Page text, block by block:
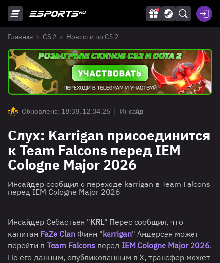
Главная CS 2 Новости по CS 2
Обновлено: 18:38, 12.04.26 | Инсайд
Слух: Karrigan присоединится
к Team Falcons перед IEM
Cologne Major 2026
Инсайдер сообщил о переходе karrigan в Team Falcons
перед IEM Cologne Major 2026
Инсайдер Себастьен "KRL" Перес сообщил, что
капитан FaZe Clan Финн "karrigan" Андерсен может
перейти в Team Falcons перед IEM Cologne Major 2026.
По его данным, опубликованным в X, трансфер может